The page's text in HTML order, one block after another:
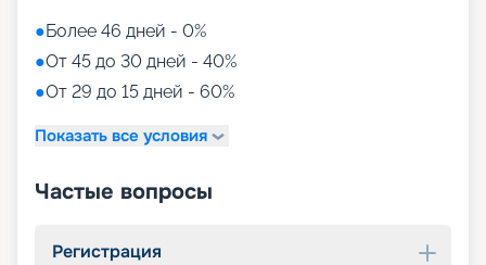
●Более 46 дней - 0%
●От 45 до 30 дней - 40%
●От 29 до 15 дней - 60%
Показать все условия
Частые вопросы
Регистрация